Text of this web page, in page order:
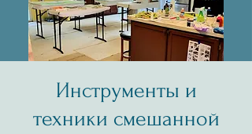
Инструменты и
техники смешанной